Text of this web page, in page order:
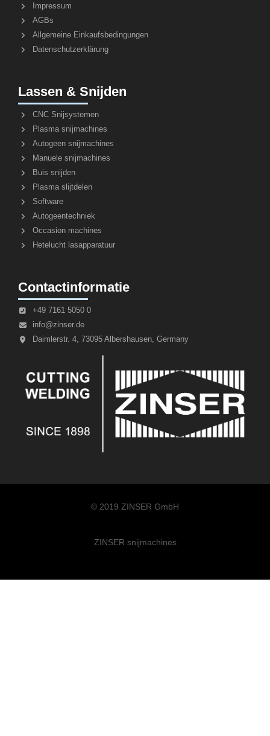
Impressum
AGBs
Allgemeine Einkaufsbedingungen
Datenschutzerklärung
Lassen & Snijden
CNC Snijsystemen
Plasma snijmachines
Autogeen snijmachines
Manuele snijmachines
Buis snijden
Plasma slijtdelen
Software
Autogeentechniek
Occasion machines
Hetelucht lasapparatuur
Contactinformatie
+49 7161 5050 0
info@zinser.de
Daimlerstr. 4, 73095 Albershausen, Germany
© 2019 ZINSER GmbH
ZINSER snijmachines